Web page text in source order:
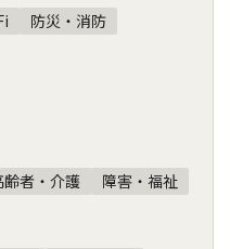
防災・消防
齢者・介護 障害・福祉